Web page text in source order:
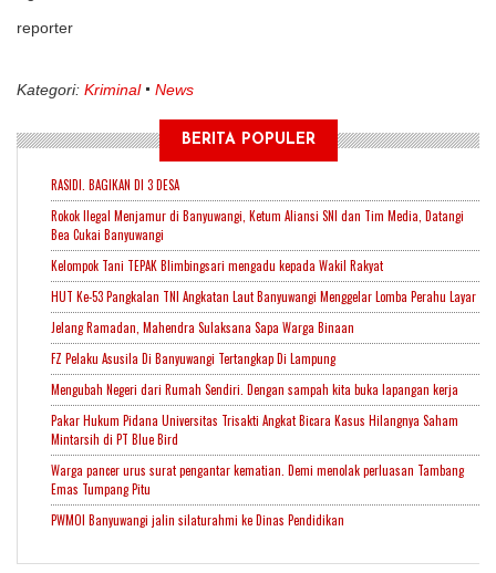
reporter
Kategori: Kriminal News
BERITA POPULER
RASIDI. BAGIKAN DI 3 DESA
Rokok Ilegal Menjamur di Banyuwangi, Ketum Aliansi SNI dan Tim Media, Datangi
Bea Cukai Banyuwangi
Kelompok Tani TEPAK Blimbingsari mengadu kepada Wakil Rakyat
HUT Ke-53 Pangkalan TNI Angkatan Laut Banyuwangi Menggelar Lomba Perahu Layar
Jelang Ramadan, Mahendra Sulaksana Sapa Warga Binaan
FZ Pelaku Asusila Di Banyuwangi Tertangkap Di Lampung
Mengubah Negeri dari Rumah Sendiri. Dengan sampah kita buka lapangan kerja
Pakar Hukum Pidana Universitas Trisakti Angkat Bicara Kasus Hilangnya Saham
Mintarsih di PT Blue Bird
Warga pancer urus surat pengantar kematian. Demi menolak perluasan Tambang
Emas Tumpang Pitu
PWMOI Banyuwangi jalin silaturahmi ke Dinas Pendidikan